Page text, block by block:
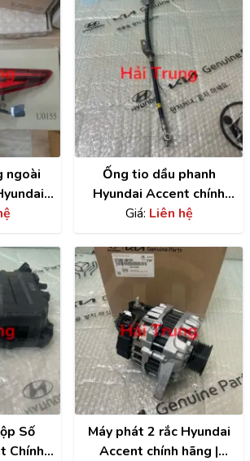
ngoài
Ống tio dầu phanh
Hyundai Accent chính
hãng | 58732A7000
Giá: Liên hệ
Số
Chính
Máy phát 2 rắc Hyundai
Accent chính hãng |